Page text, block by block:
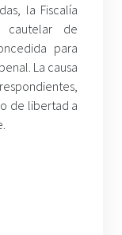
la Fiscalía
de
para
La causa
de libertad a